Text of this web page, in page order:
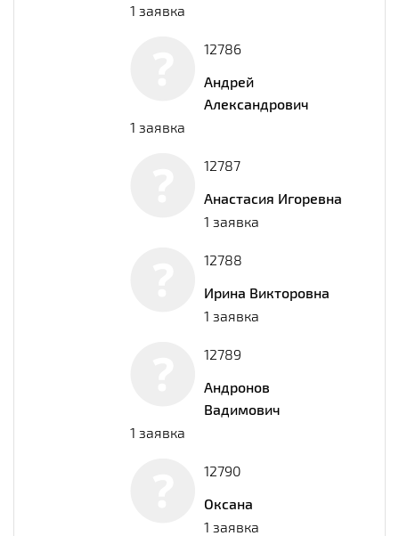
1 заявка
12786
Андрей
Александрович
1 заявка
12787
Анастасия Игоревна
1 заявка
12788
Ирина Викторовна
1 заявка
12789
Андронов
Вадимович
1 заявка
12790
Оксана
1 заявка